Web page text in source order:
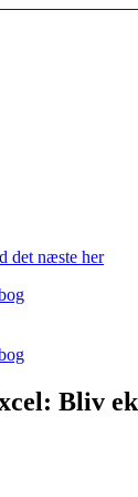
Bliv